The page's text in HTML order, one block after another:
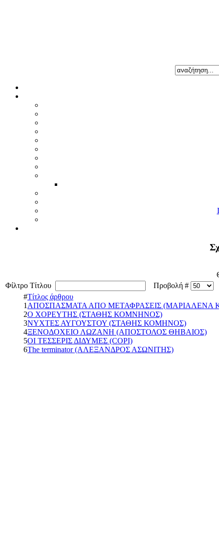
Φίλτρο Τίτλου
Προβολή #
#Τίτλος άρθρου
1ΑΠΟΣΠΑΣΜΑΤΑ ΑΠΟ ΜΕΤΑΦΡΑΣΕΙΣ (ΜΑΡΙΑΛΕΝΑ
2Ο ΧΟΡΕΥΤΗΣ (ΣΤΑΘΗΣ ΚΟΜΝΗΝΟΣ)
3ΝΥΧΤΕΣ ΑΥΓΟΥΣΤΟΥ (ΣΤΑΘΗΣ ΚΟΜΗΝΟΣ)
4ΞΕΝΟΔΟΧΕΙΟ ΛΩΖΑΝΗ (ΑΠΟΣΤΟΛΟΣ ΘΗΒΑΙΟΣ)
5ΟΙ ΤΕΣΣΕΡΙΣ ΔΙΔΥΜΕΣ (COPI)
6The terminator (ΑΛΕΞΑΝΔΡΟΣ ΑΣΩΝΙΤΗΣ)